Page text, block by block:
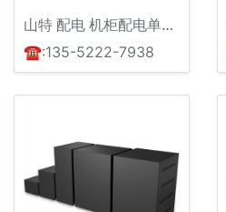
山特 配电 机柜配电单元 (PDU)
☎:135-5222-7938